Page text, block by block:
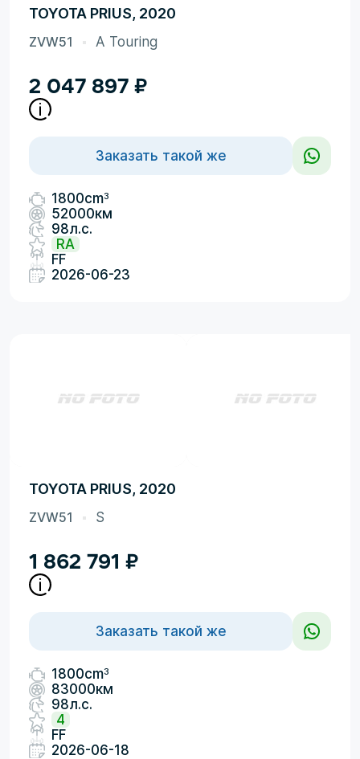
TOYOTA PRIUS, 2020
ZVW51 A Touring
2 047 897 ₽
Заказать такой же
1800cm3
52000км
98л.с.
RA
FF
2026-06-23
TOYOTA PRIUS, 2020
ZVW51 S
1 862 791 ₽
Заказать такой же
1800cm3
83000км
98л.с.
4
FF
2026-06-18